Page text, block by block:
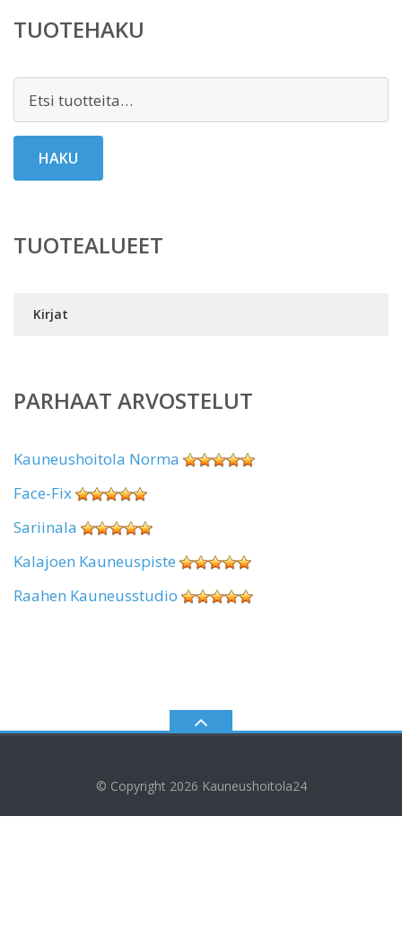
TUOTEHAKU
HAKU
TUOTEALUEET
Kirjat
PARHAAT ARVOSTELUT
Kauneushoitola Norma
Face-Fix
Sariinala
Kalajoen Kauneuspiste
Raahen Kauneusstudio
© Copyright 2026 Kauneushoitola24